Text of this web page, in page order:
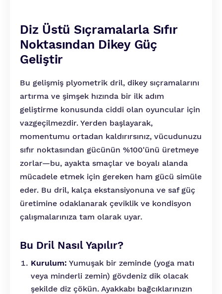
Diz Üstü Sıçramalarla Sıfır
Noktasından Dikey Güç
Geliştir
Bu gelişmiş plyometrik dril, dikey sıçramalarını
artırma ve şimşek hızında bir ilk adım
geliştirme konusunda ciddi olan oyuncular için
vazgeçilmezdir. Yerden başlayarak,
momentumu ortadan kaldırırsınız, vücudunuzu
sıfır noktasından gücünün %100'ünü üretmeye
zorlar—bu, ayakta smaçlar ve boyalı alanda
mücadele etmek için gereken ham gücü simüle
eder. Bu dril, kalça ekstansiyonuna ve saf güç
üretimine odaklanarak çeviklik ve kondisyon
çalışmalarınıza tam olarak uyar.
Bu Dril Nasıl Yapılır?
Kurulum: Yumuşak bir zeminde (yoga matı
veya minderli zemin) gövdeniz dik olacak
şekilde diz çökün. Ayakkabı bağcıklarınızın